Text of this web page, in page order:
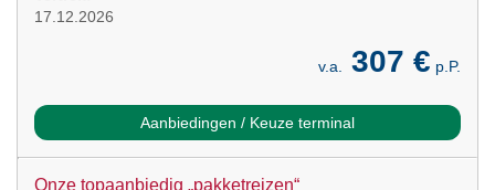
17.12.2026
v.a. 307 € p.P.
Aanbiedingen / Keuze terminal
Onze topaanbiedig „pakketreizen“